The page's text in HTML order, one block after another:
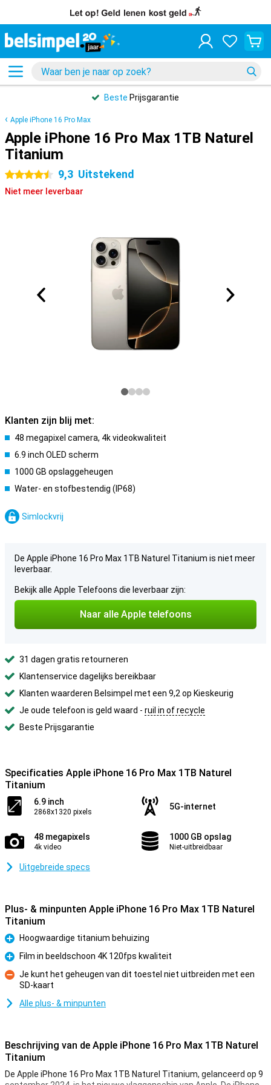
Beste Prijsgarantie
Apple iPhone 16 Pro Max
Apple iPhone 16 Pro Max 1TB Naturel
Titanium
4.5 sterren 9,3 Uitstekend
Niet meer leverbaar
Klanten zijn blij met:
48 megapixel camera, 4k videokwaliteit
6.9 inch OLED scherm
1000 GB opslaggeheugen
Water- en stofbestendig (IP68)
Simlockvrij
De Apple iPhone 16 Pro Max 1TB Naturel Titanium is niet meer
leverbaar.
Bekijk alle Apple Telefoons die leverbaar zijn:
Naar alle Apple telefoons
31 dagen gratis retourneren
Klantenservice dagelijks bereikbaar
Klanten waarderen Belsimpel met een 9,2 op Kieskeurig
Je oude telefoon is geld waard - ruil in of recycle
Beste Prijsgarantie
Specificaties Apple iPhone 16 Pro Max 1TB Naturel
Titanium
6.9 inch
2868x1320 pixels
5G-internet
48 megapixels
4k video
1000 GB opslag
Niet-uitbreidbaar
Uitgebreide specs
Plus- & minpunten Apple iPhone 16 Pro Max 1TB Naturel
Titanium
Pluspunt
Hoogwaardige titanium behuizing
Pluspunt
Film in beeldschoon 4K 120fps kwaliteit
Minpunt
Je kunt het geheugen van dit toestel niet uitbreiden met een
SD-kaart
Alle plus- & minpunten
Beschrijving van de Apple iPhone 16 Pro Max 1TB Naturel
Titanium
De Apple iPhone 16 Pro Max 1TB Naturel Titanium, gelanceerd op 9